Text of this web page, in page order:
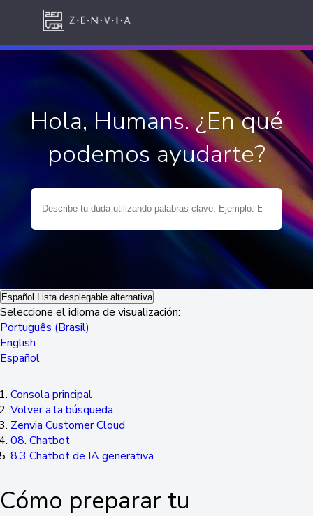
Hola, Humans. ¿En qué
podemos ayudarte?
Español Lista desplegable alternativa
Seleccione el idioma de visualización:
Português (Brasil)
English
Español
Consola principal
Volver a la búsqueda
Zenvia Customer Cloud
08. Chatbot
8.3 Chatbot de IA generativa
Cómo preparar tu